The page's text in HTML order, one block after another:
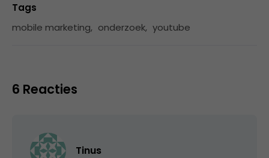
Tags
mobile marketing, onderzoek, youtube
6 Reacties
Tinus